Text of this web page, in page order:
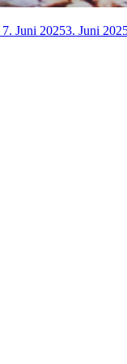
7. Juni 20253. Juni